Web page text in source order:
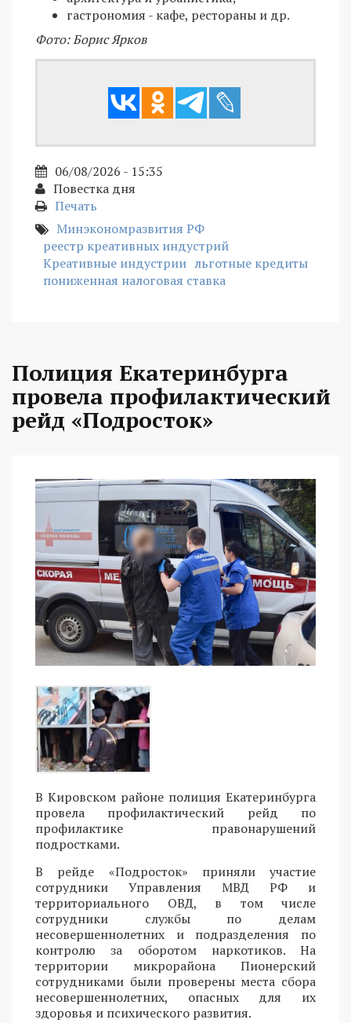
гастрономия - кафе, рестораны и др.
Фото: Борис Ярков
06/08/2026 - 15:35
Повестка дня
Печать
Минэкономразвития РФ
реестр креативных индустрий
Креативные индустрии льготные кредиты
пониженная налоговая ставка
Полиция Екатеринбурга
провела профилактический
рейд «Подросток»
В Кировском районе полиция Екатеринбурга
провела профилактический рейд по
профилактике правонарушений
подростками.
В рейде «Подросток» приняли участие
сотрудники Управления МВД РФ и
территориального ОВД, в том числе
сотрудники службы по делам
несовершеннолетних и подразделения по
контролю за оборотом наркотиков. На
территории микрорайона Пионерский
сотрудниками были проверены места сбора
несовершеннолетних, опасных для их
здоровья и психического развития.